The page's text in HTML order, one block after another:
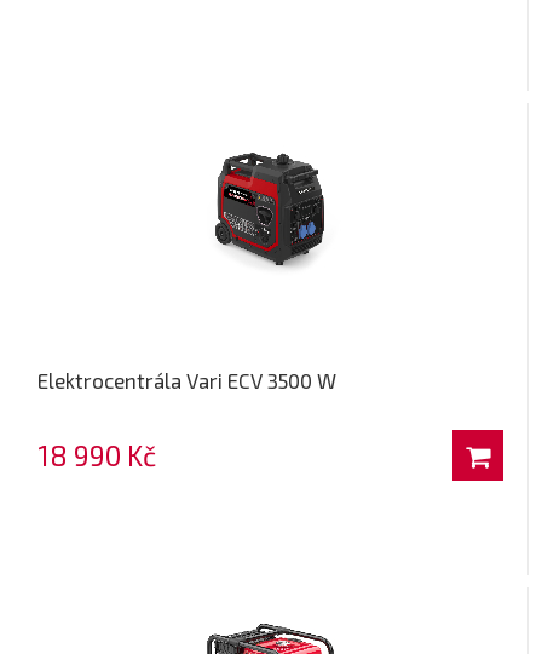
Elektrocentrála Vari ECV 3500 W
18 990 Kč